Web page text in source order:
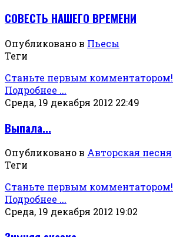
СОВЕСТЬ НАШЕГО ВРЕМЕНИ
Опубликовано в Пьесы
Теги
Станьте первым комментатором!
Подробнее ...
Среда, 19 декабря 2012 22:49
Выпала...
Опубликовано в Авторская песня
Теги
Станьте первым комментатором!
Подробнее ...
Среда, 19 декабря 2012 19:02